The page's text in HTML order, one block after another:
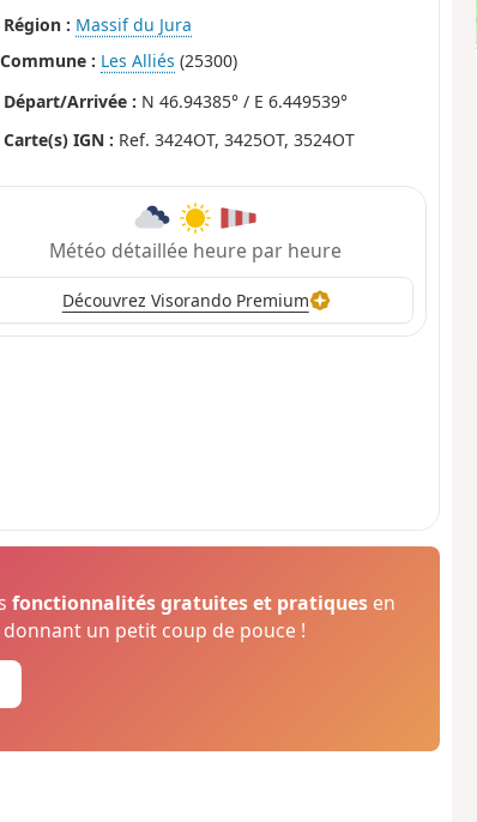
Région : Massif du Jura
Commune : Les Alliés (25300)
Départ/Arrivée : N 46.94385° / E 6.449539°
Carte(s) IGN : Ref. 3424OT, 3425OT, 3524OT
Météo détaillée heure par heure
Découvrez Visorando Premium
fonctionnalités gratuites et pratiques en
un petit coup de pouce !